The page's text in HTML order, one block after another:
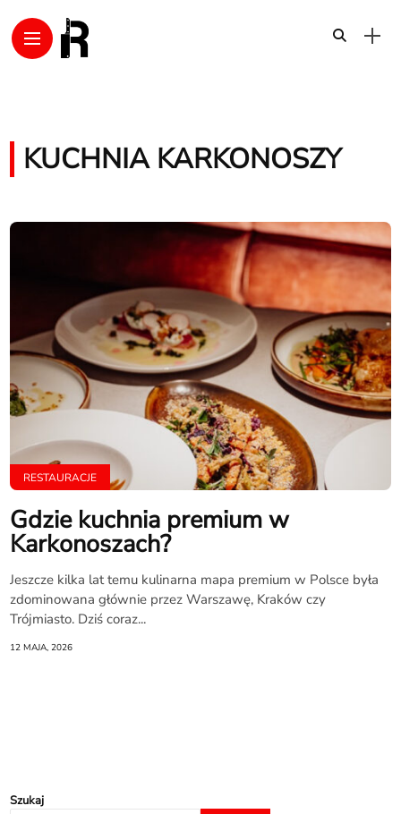
KUCHNIA KARKONOSZY
RESTAURACJE
Gdzie kuchnia premium w
Karkonoszach?
Jeszcze kilka lat temu kulinarna mapa premium w Polsce była
zdominowana głównie przez Warszawę, Kraków czy
Trójmiasto. Dziś coraz...
12 MAJA, 2026
Szukaj